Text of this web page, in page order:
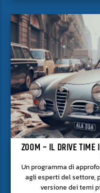
ZOOM – IL DRIVE
Un programma di
agli esperti del settore,
versione dei temi